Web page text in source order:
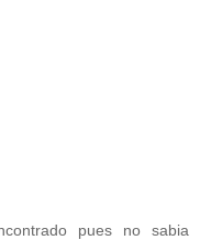
pues no sabia